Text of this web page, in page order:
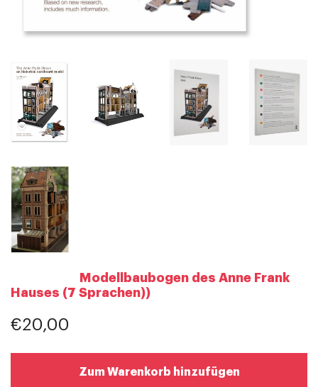
Modellbaubogen des Anne Frank
Hauses (7 Sprachen))
€20,00
Zum Warenkorb hinzufügen